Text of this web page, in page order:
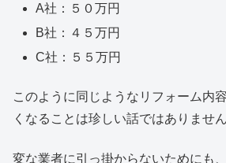
A社：５０万円
B社：４５万円
C社：５５万円
このように同じようなリフォーム内
くなることは珍しい話ではありません
変な業者に引っ掛からないためにも